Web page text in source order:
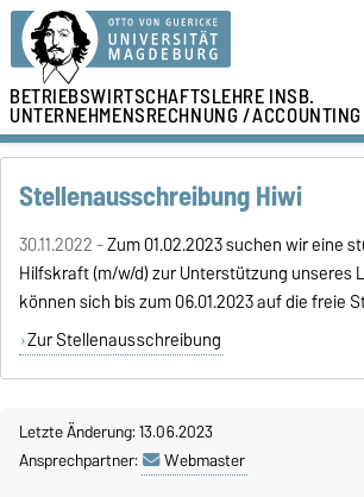
BETRIEBSWIRTSCHAFTSLEHREINSB.
UNTERNEHMENSRECHNUNG /ACCOUNTING
Stellenausschreibung Hiwi
30.11.2022 -Zum 01.02.2023 suchen wir eine
Hilfskraft (m/w/d) zur Unterstützung unseres
können sich bis zum 06.01.2023 auf die freie
Zur Stellenausschreibung
Letzte Änderung: 13.06.2023
Ansprechpartner:
Webmaster